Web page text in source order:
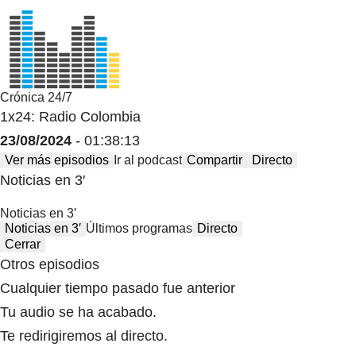
Crónica 24/7
1x24: Radio Colombia
23/08/2024 - 01:38:13
Ver más episodios Ir al podcast Compartir Directo
Noticias en 3′
Noticias en 3′
Noticias en 3′ Últimos programas Directo
Cerrar
Otros episodios
Cualquier tiempo pasado fue anterior
Tu audio se ha acabado.
Te redirigiremos al directo.